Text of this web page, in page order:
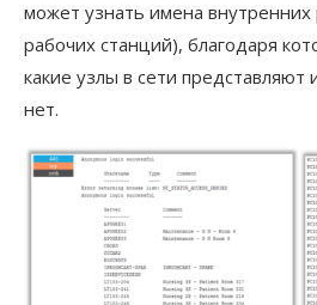
может узнать имена внутренних
рабочих станций), благодаря
какие узлы в сети представляют
нет.